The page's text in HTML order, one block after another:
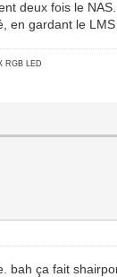
deux fois le
en gardant le LMS
RGB LED
bah ça fait